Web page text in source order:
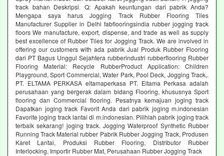
track bahan Deskripsi. Q: Apakah keuntungan dari pabrik Anda?
Mengapa saya harus Jogging Track Rubber Flooring Tiles
Manufacturer Supplier in Delhi fabflooringsindia rubber jogging track
floors We manufacture, export, dispense, and trade as well as supply
best excellence of Rubber Tiles for Jogging Track. We are involved in
offering our customers with ada pabrik Jual Produk Rubber Flooring
dari PT Bagus Unggul Sejahtera rubberindustri rubberflooring Rubber
Flooring Material: Recycle RubberProduct Application: Children
Playground, Sport Commercial, Water Park, Pool Deck, Jogging Track,.
PT. ELTAMA PERKASA eltamaperkasa PT. Eltama Perkasa adalah
perusahaan yang bergerak dalam bidang Flooring, khususnya Sport
flooring dan Commercial flooring. Pesatnya kemajuan joging track
Dapatkan joging track Favorit Anda dari pabrik joging m.indonesian
Favorite joging track lantai di m.indonesian. Pilihlah pabrik joging track
terbaik sekarang! joging track. Jogging Waterproof Synthetic Rubber
Running Track Material rubber Pabrik Rubber Jogging Track, Produsen
Karet Lantai, Produksi Rubber Flooring, Distributor Rubber
Interlocking, Importir Rubber Mat, Perusahaan Rubber Jogging Track